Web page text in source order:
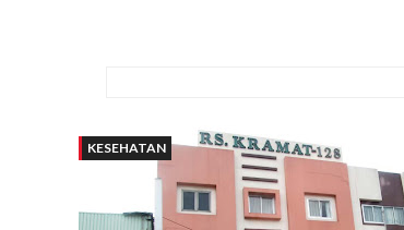
KESEHATAN